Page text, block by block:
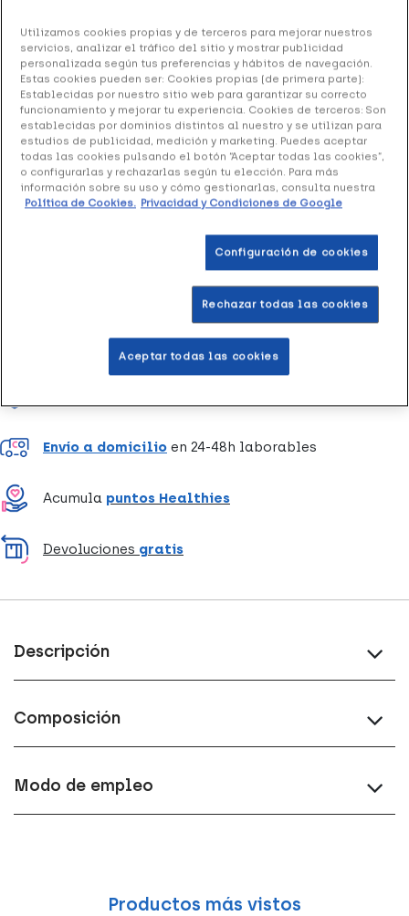
Ref: 3318501
Farmalastic Media Corta Compresión Normal
Beige Talla G, 1 Par
14.13 €
+ 28 puntosHealthies
Incluye dos medias de compresión normal con cinturilla
extra-alta. Colores beige y negro
Envío a domicilio en 24-48h laborables
Acumula puntos Healthies
Devoluciones gratis
Descripción
Composición
Modo de empleo
Productos más vistos
Utilizamos cookies propias y de terceros para mejorar nuestros
servicios, analizar el tráfico del sitio y mostrar publicidad
personalizada según tus preferencias y hábitos de navegación.
Estas cookies pueden ser: Cookies propias (de primera parte):
Establecidas por nuestro sitio web para garantizar su correcto
funcionamiento y mejorar tu experiencia. Cookies de terceros: Son
establecidas por dominios distintos al nuestro y se utilizan para
estudios de publicidad, medición y marketing. Puedes aceptar
todas las cookies pulsando el botón “Aceptar todas las cookies”,
o configurarlas y rechazarlas según tu elección. Para más
información sobre su uso y cómo gestionarlas, consulta nuestra
Política de Cookies. Privacidad y Condiciones de Google
Configuración de cookies
Rechazar todas las cookies
Aceptar todas las cookies